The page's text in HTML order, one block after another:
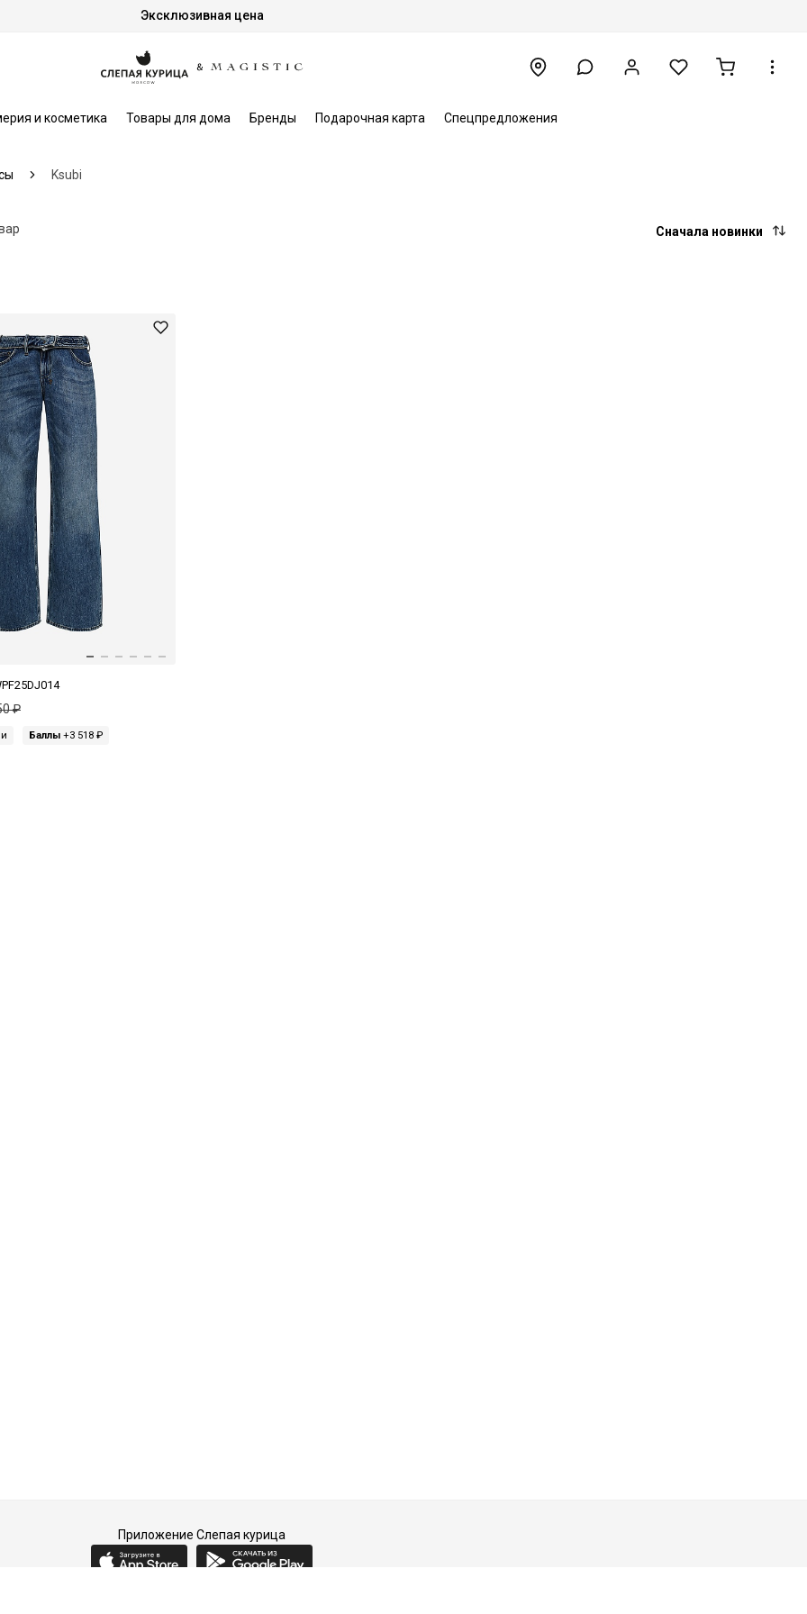
Эксклюзивная цена
и косметика Товары для дома Бренды Подарочная карта Спецпредложения
Ksubi
Сначала новинки
₽
Баллы +3 518 ₽
Приложение Слепая курица